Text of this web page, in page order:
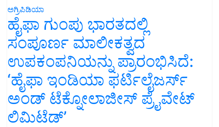
ಅಗ್ರಿಪಿಡಿಯಾ
ಹೈಫಾ ಗುಂಪು ಭಾರತದಲ್ಲಿ
ಸಂಪೂರ್ಣ ಮಾಲೀಕತ್ವದ
ಉಪಕಂಪನಿಯನ್ನು ಪ್ರಾರಂಭಿಸಿದೆ:
‘ಹೈಫಾ ಇಂಡಿಯಾ ಫರ್ಟಿಲೈಜರ್ಸ್
ಅಂಡ್ ಟೆಕ್ನೋಲಾಜೀಸ್ ಪ್ರೈವೇಟ್
ಲಿಮಿಟೆಡ್’